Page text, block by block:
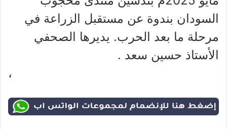
السودان بندوة عن مستقبل الزراعة في
مرحلة ما بعد الحرب. يديرها الصحفي
الأستاذ حسين سعد .
،